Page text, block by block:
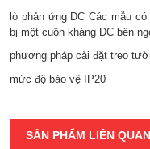
lò phản ứng DC Các mẫu
bị một cuộn kháng DC bên
phương pháp cài đặt treo
mức độ bảo vệ IP20
SẢN PHẨM LIÊN QUAN